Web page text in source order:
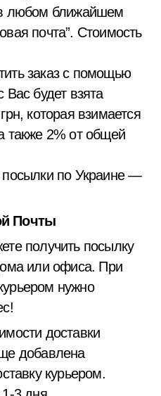
любом ближайшем
почта”. Стоимость
заказ с помощью
Вас будет взята
которая взимается
также 2% от общей
посылки по Украине —
Почты
получить посылку
или офиса. При
нужно
доставки
добавлена
курьером.